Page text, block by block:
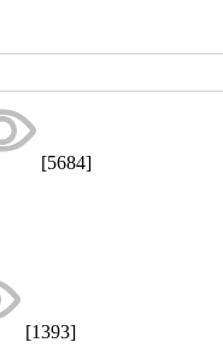
[5684]
[1393]